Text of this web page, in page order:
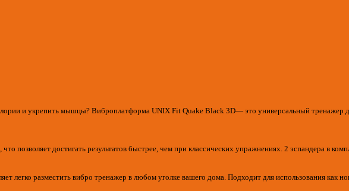
и укрепить мышцы? Виброплатформа UNIX Fit Quake Black 3D— это универсальный тренажер
достигать результатов быстрее, чем при классических упражнениях. 2 эспандера в
легко разместить вибро тренажер в любом уголке вашего дома. Подходит для использования как